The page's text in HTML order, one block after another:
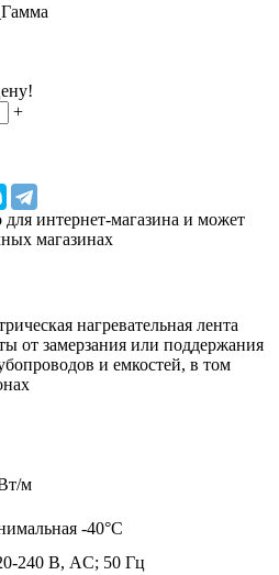
+
для интернет-магазина и может
магазинах
нагревательная лента
от замерзания или поддержания
и емкостей, в том
м
-40°С
240 В, AC; 50 Гц